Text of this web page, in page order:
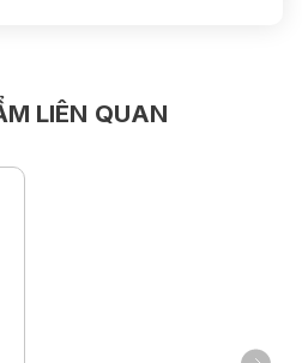
LIÊN QUAN